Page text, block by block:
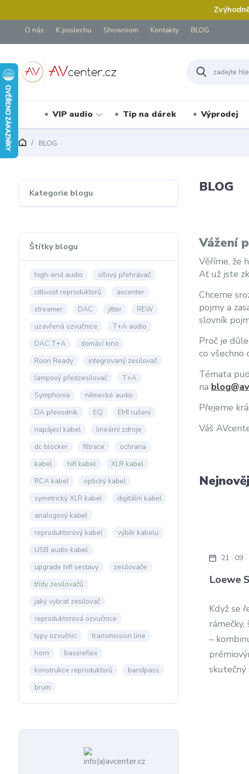
O nás K poslechu Showroom Kontakty BLOG
VIP audio Tip na dárek Výprodej
BLOG
Kategorie blogu
Štítky blogu
high-end audio
síťový přehrávač
citlivost reproduktorů
avcenter
streamer
DAC jitter
REW
uzavřená ozvučnice
T+A audio
DAC T+A
domácí kino
Roon Ready
integrovaný zesilovač
lampový předzesilovač
T+A
Symphonia
německé audio
DA převodník
EQ
EMI rušení
napájecí kabel
lineární zdroje
dc blocker
filtrace
ochrana
kabel
hifi kabel
XLR kabel
RCA kabel
optický kabel
symetrický XLR kabel
digitální kabel
analogový kabel
reproduktorový kabel
výběr kabelu
USB audio kabel
upgrade hifi sestavy
zesilovače
třídy zesilovačů
jaký vybrat zesilovač
reproduktorová ozvučnice
typy ozvučnic
transmission line
horn
bassreflex
konstrukce reproduktorů
bandpass
brum
BLOG
Vážení
Věříme, že
Ať už jste
Chceme
pojmy a
slovník
Proč je
co všechno
Témata
na
Přejeme
Váš
Loewe
21 09
Když se
–